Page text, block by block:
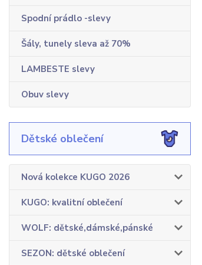
Spodní prádlo -slevy
Šály, tunely sleva až 70%
LAMBESTE slevy
Obuv slevy
Dětské oblečení
Nová kolekce KUGO 2026
KUGO: kvalitní oblečení
WOLF: dětské,dámské,pánské
SEZON: dětské oblečení